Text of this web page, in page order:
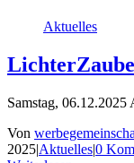
Aktuelles
Samstag,
Von
2025|Aktuelles|0